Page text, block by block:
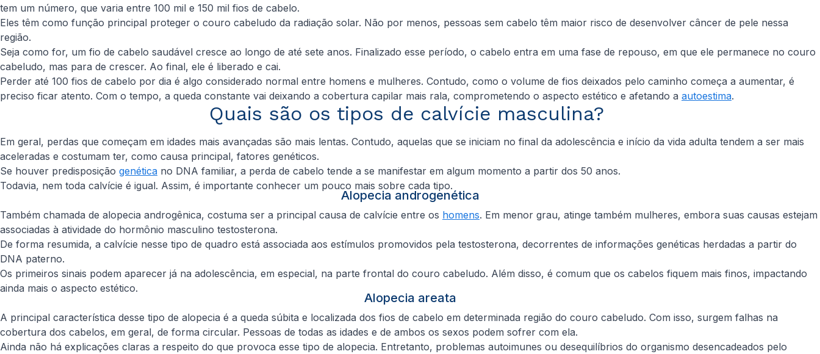
tem um número, que varia entre 100 mil e 150 mil fios de cabelo.
Eles têm como função principal proteger o couro cabeludo da radiação solar. Não por menos, pessoas sem cabelo têm maior risco de desenvolver câncer de pele nessa
região.
Seja como for, um fio de cabelo saudável cresce ao longo de até sete anos. Finalizado esse período, o cabelo entra em uma fase de repouso, em que ele permanece no couro
cabeludo, mas para de crescer. Ao final, ele é liberado e cai.
Perder até 100 fios de cabelo por dia é algo considerado normal entre homens e mulheres. Contudo, como o volume de fios deixados pelo caminho começa a aumentar, é
preciso ficar atento. Com o tempo, a queda constante vai deixando a cobertura capilar mais rala, comprometendo o aspecto estético e afetando a autoestima.
Quais são os tipos de calvície masculina?
Em geral, perdas que começam em idades mais avançadas são mais lentas. Contudo, aquelas que se iniciam no final da adolescência e início da vida adulta tendem a ser mais
aceleradas e costumam ter, como causa principal, fatores genéticos.
Se houver predisposição genética no DNA familiar, a perda de cabelo tende a se manifestar em algum momento a partir dos 50 anos.
Todavia, nem toda calvície é igual. Assim, é importante conhecer um pouco mais sobre cada tipo.
Alopecia androgenética
Também chamada de alopecia androgênica, costuma ser a principal causa de calvície entre os homens. Em menor grau, atinge também mulheres, embora suas causas estejam
associadas à atividade do hormônio masculino testosterona.
De forma resumida, a calvície nesse tipo de quadro está associada aos estímulos promovidos pela testosterona, decorrentes de informações genéticas herdadas a partir do
DNA paterno.
Os primeiros sinais podem aparecer já na adolescência, em especial, na parte frontal do couro cabeludo. Além disso, é comum que os cabelos fiquem mais finos, impactando
ainda mais o aspecto estético.
Alopecia areata
A principal característica desse tipo de alopecia é a queda súbita e localizada dos fios de cabelo em determinada região do couro cabeludo. Com isso, surgem falhas na
cobertura dos cabelos, em geral, de forma circular. Pessoas de todas as idades e de ambos os sexos podem sofrer com ela.
Ainda não há explicações claras a respeito do que provoca esse tipo de alopecia. Entretanto, problemas autoimunes ou desequilíbrios do organismo desencadeados pelo